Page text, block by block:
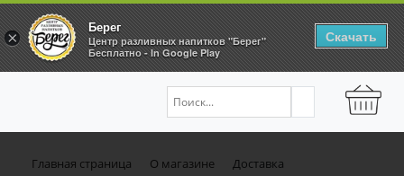
Главная страница О магазине Доставка
×
Берег
Центр разливных напитков "Берег"
Бесплатно - In Google Play
Скачать